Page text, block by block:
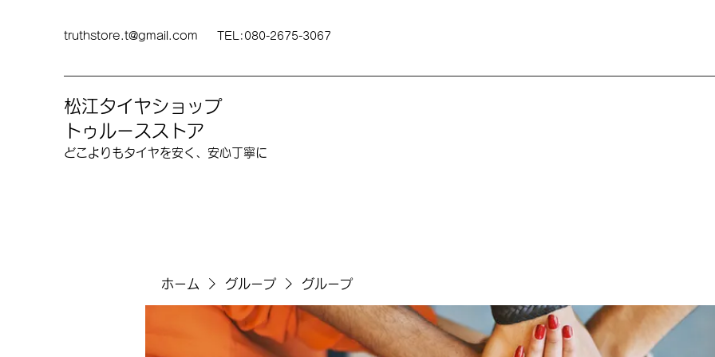
truthstore.t@gmail.com TEL:080-2675-3067
松江タイヤショップ
トゥルースストア
どこよりも​タイヤを安く、安心丁寧に
ホーム グループ グループ